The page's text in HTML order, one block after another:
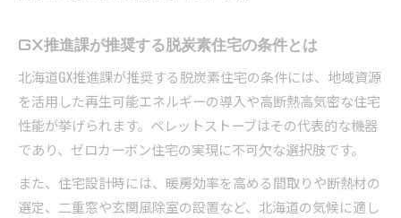
GX推進課が推奨する脱炭素住宅の条件とは
北海道GX推進課が推奨する脱炭素住宅の条件には、地域資源
を活用した再生可能エネルギーの導入や高断熱高気密な住宅
性能が挙げられます。ペレットストーブはその代表的な機器
であり、ゼロカーボン住宅の実現に不可欠な選択肢です。
また、住宅設計時には、暖房効率を高める間取りや断熱材の
選定、二重窓や玄関風除室の設置など、北海道の気候に適し